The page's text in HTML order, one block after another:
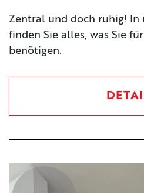
Zentral und doch ruhig! In
finden Sie alles, was Sie
benötigen.